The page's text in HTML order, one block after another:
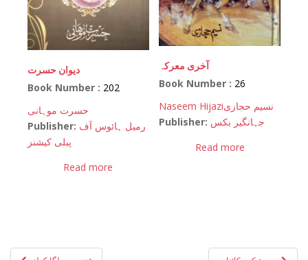
دیوان حسرت
Book Number : 202
حسرت موہانی
Publisher: رمیل ہائوس آف
پبلی کیشنز
Read more
آخری معرکہ
Book Number : 26
Naseem Hijaziنسیم حجازی
Publisher: جہانگیر بکس
Read more